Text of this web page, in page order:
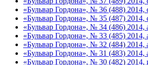
«Бульвар Гордона», № 36 (488) 2014,
«Бульвар Гордона», № 35 (487) 2014,
«Бульвар Гордона», № 34 (486) 2014,
«Бульвар Гордона», № 33 (485) 2014,
«Бульвар Гордона», № 32 (484) 2014,
«Бульвар Гордона», № 31 (483) 2014,
«Бульвар Гордона», № 30 (482) 2014,